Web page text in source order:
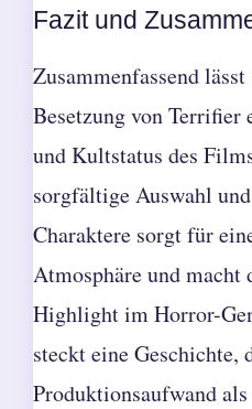
Fazit und
Zusammenfassend
Besetzung von Terrifier
und Kultstatus des
sorgfältige Auswahl
Charaktere sorgt für
Atmosphäre und macht
Highlight im Horror-
steckt eine Geschichte,
Produktionsaufwand als